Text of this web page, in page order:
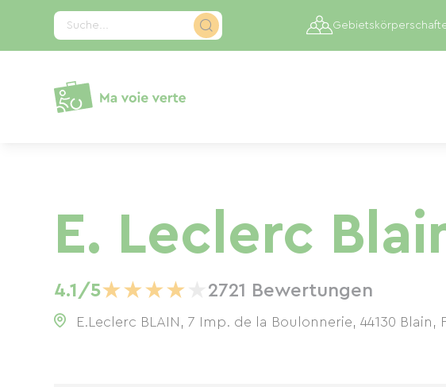
Suche...
E. Leclerc
4.1/5★★★★ 2721 Bewertungen
E.Leclerc BLAIN, 7 Imp. de la Boulonnerie, 44130 Blain,
Cookie-Einstellungen